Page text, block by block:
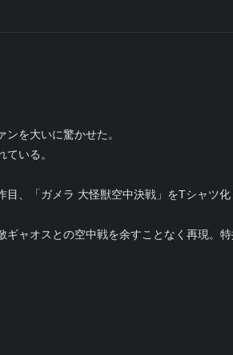
を大いに驚かせた。
いる。
、「ガメラ 大怪獣空中決戦」をTシャツ化
ャオスとの空中戦を余すことなく再現。